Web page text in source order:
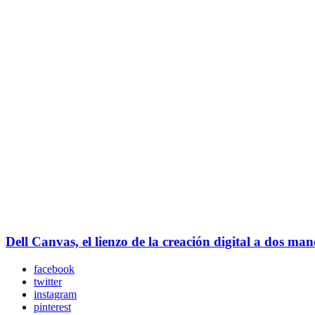
Dell Canvas, el lienzo de la creación digital a dos
facebook
twitter
instagram
pinterest